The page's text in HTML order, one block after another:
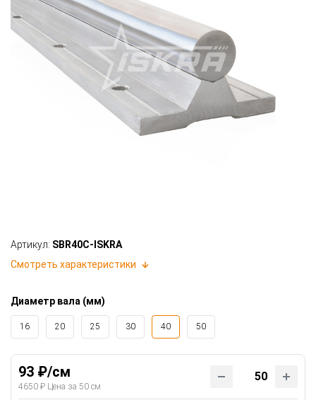
Артикул: SBR40C-ISKRA
Смотреть характеристики
Диаметр вала (мм)
16 20 25 30 40 50
93 ₽/см
4650 ₽ Цена за 50 см